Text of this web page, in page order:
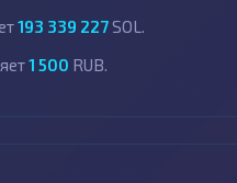
193 339 227SOL.
1 500 RUB.